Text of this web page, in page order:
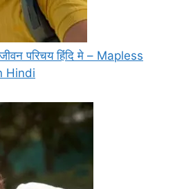
परिचय हिंदि मे – Mapless
Hindi